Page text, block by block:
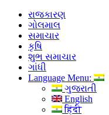
રાજકારણ
ગોલમાલ
સમાચાર
કૃષિ
શુભ સમાચાર
ગાંધી
Language Menu:
ગુજરાતી
English
हिंदी